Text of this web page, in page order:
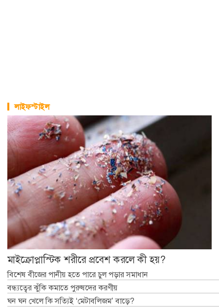
লাইফস্টাইল
মাইক্রোপ্লাস্টিক শরীরে প্রবেশ করলে কী হয়?
বিশেষ বীজের পানীয় হতে পারে চুল পড়ার সমাধান
বন্ধ্যত্বের ঝুঁকি কমাতে পুরুষদের করণীয়
ঘন ঘন খেলে কি সত্যিই ‘মেটাবলিজম’ বাড়ে?